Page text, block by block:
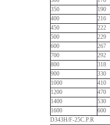
350
190
400
216
450
222
500
229
600
267
700
292
800
318
900
330
1000
410
1200
470
1400
530
1600
600
D343H/F-25C.P.R